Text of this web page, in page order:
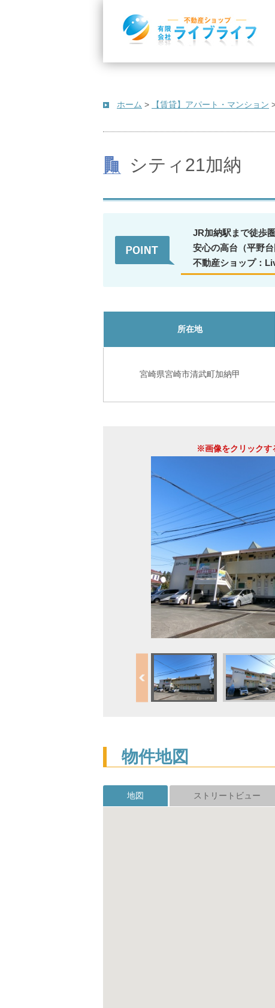
ホーム > 【賃貸】アパート・マンション
シティ21加納
JR加納駅まで徒歩
安心の高台（平野
不動産ショップ：
所在地
宮崎県宮崎市清武町加納甲
※画像をクリックす
物件地図
地図 ストリートビュー